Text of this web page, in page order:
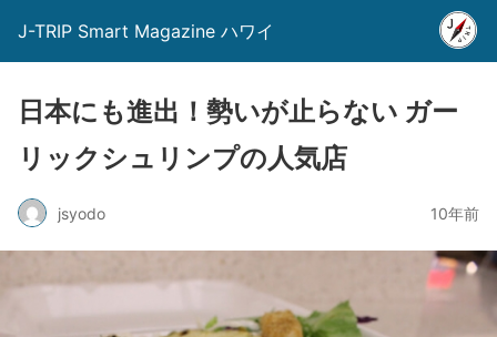
J-TRIP Smart Magazine ハワイ
日本にも進出！勢いが止らない ガー
リックシュリンプの人気店
jsyodo 10年前